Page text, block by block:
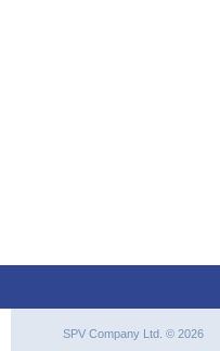
SPV Company Ltd. © 2026